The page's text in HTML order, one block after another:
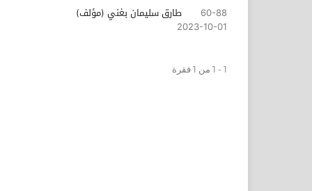
طارق سليمان بغني (مؤلف) 60-88
2023-10-01
1 - 1 من 1 فقرة